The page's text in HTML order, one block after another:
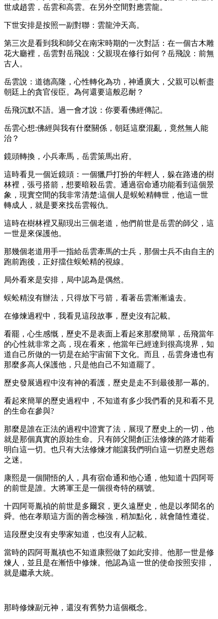
世成趙雲，岳雲和高雲。在另外空間對應雲龍。
下世安排是按照一副對聯：雲龍沖天高。
第三次是看到我和師父在南宋時期的一次對話：在一個古木雕
花大廳裡，岳雲對岳飛說：父親現在修行如何？岳飛說：前無
古人。
岳雲說：道德高隆，心性轉化為功，神通廣大，父親可以斬盡
朝廷上的貪官佞臣。為何還要這般忍耐？
岳飛沉默不語。過一會才說：你要看佛經傳記。
岳雲心想:佛經與我有什麼關係，朝廷這麼混亂，竟然無人能
治？
鏡頭轉換，小兵牽馬，岳雲策馬出府。
這時看見一個近鏡頭：一個獵戶打扮的年輕人，躲在路邊的樹
林裡，張弓搭箭，想要暗殺岳雲。通過宿命通功能看到這個景
象，現實空間的我非常清楚:這個人是蜈蚣精轉世，他這一世
轉成人，就是要來找岳雲報仇。
這時在樹林裡又顯現出三個老道，他們前世是岳雲的師父，這
一世是來保護他。
那幾個老道用手一指給岳雲牽馬的士兵，那個士兵不由自主的
跑前跑後，正好擋住蜈蚣精的視線。
局外看來是安排，局中認為是偶然。
蜈蚣精沒有辦法，只得放下弓箭，看著岳雲漸漸遠去。
在修煉過程中，我看見這段故事，歷史沒有記載。
看罷，心生感慨，歷史不是表面上看起來那麼簡單，岳飛當年
的心性就非常之高，現在看來，他當年已經達到很高境界，知
道自己所做的一切是在給宇宙留下文化。而且，岳雲身邊也有
那麼多高人保護他，只是他自己不知道罷了。
歷史發展過程中沒有神的看護，歷史是走不到最後那一幕的。
看起來簡單的歷史過程中，不知道有多少我們看的見和看不見
的生命在參與?
那麼是誰在正法的過程中證實了法，展現了歷史上的一切，他
就是那個真實的原始生命。只有師父開創正法修煉的路才能看
明白這一切。也只有大法修煉才能讓我們明白這一切歷史恩怨
之迷。
康熙是一個開悟的人，具有宿命通和他心通，他知道十四阿哥
的前世是誰。大將軍王是一個很奇特的稱號。
十四阿哥胤禎的前世是多爾袞，更久遠歷史，他是以孝聞名的
舜。他在孝順這方面的善念極強，稍加點化，就會隨性遵從。
這段歷史沒有史學家知道，也沒有人記載。
當時的四阿哥胤禛也不知道康熙做了如此安排。他那一世是修
煉人，並且是在漸悟中修煉。他認為這一世的使命按照安排，
就是繼承大統。
那時修煉副元神，還沒有舊勢力這個概念。